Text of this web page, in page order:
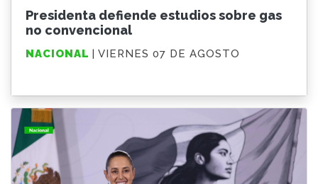
Presidenta defiende estudios sobre gas
no convencional
NACIONAL | VIERNES 07 DE AGOSTO